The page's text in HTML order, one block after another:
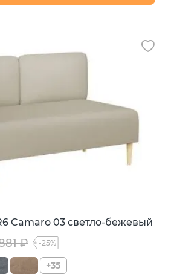
Camaro 03 светло-бежевый
₽ -25%
+35